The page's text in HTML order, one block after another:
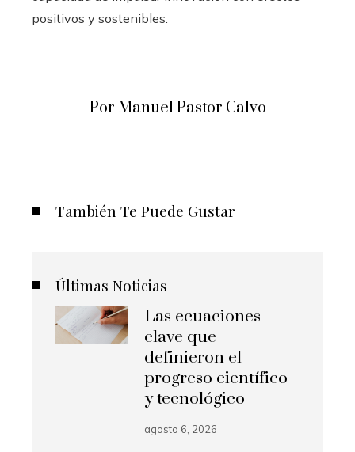
positivos y sostenibles.
Por Manuel Pastor Calvo
También Te Puede Gustar
Últimas Noticias
Las ecuaciones
clave que
definieron el
progreso científico
y tecnológico
agosto 6, 2026